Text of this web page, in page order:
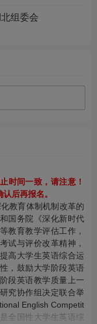
组委会
时间一致，请注意！
后再报名。
教育体制机制改革的
国务院《深化新时代
教育教学评估工作，
试与评价改革精神，
高大学生英语综合运
，鼓励大学阶段英语
段英语教学质量上一
究协作组决定联合举
English Competit
全国性大学生英语综